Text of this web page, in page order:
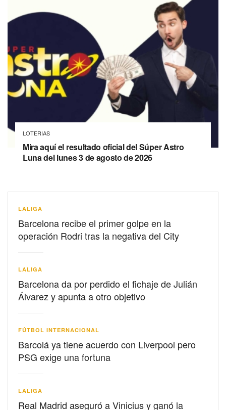
LOTERIAS
Mira aquí el resultado oficial del Súper Astro
Luna del lunes 3 de agosto de 2026
LALIGA
Barcelona recibe el primer golpe en la
operación Rodri tras la negativa del City
LALIGA
Barcelona da por perdido el fichaje de Julián
Álvarez y apunta a otro objetivo
FÚTBOL INTERNACIONAL
Barcolá ya tiene acuerdo con Liverpool pero
PSG exige una fortuna
LALIGA
Real Madrid aseguró a Vinicius y ganó la